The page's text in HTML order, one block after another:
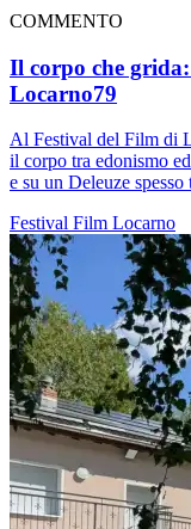
COMMENTO
Il corpo che
Locarno79
Al Festival del Film di
il corpo tra edonismo
e su un Deleuze
Festival Film Locarno